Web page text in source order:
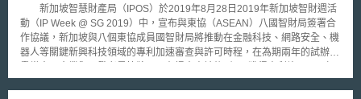
以及若有可能，將未來類似性質之商品一併納入考量。
新加坡智慧財產局（IPOS）於2019年8月28日2019年新加坡智財週活
動（IP Week @ SG 2019）中，宣布與東協（ASEAN）八國智財局簽署合
作協議，新加坡與八個東協成員國智財局將推動在金融科技、網路安全、機
器人等關鍵新興科技領域的專利加速審查與許可時程，在為期兩年的試辦計
速東協國家在推動轉型工業4.0相關基礎建設與製造的進程（Acceleration